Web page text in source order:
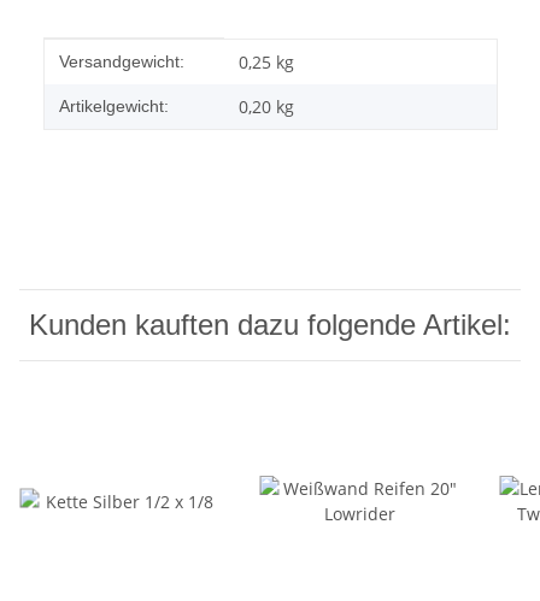
Produkteigenschaft
Wert
Versandgewicht: 0,25 kg
Artikelgewicht: 0,20 kg
Kunden kauften dazu folgende Artikel: